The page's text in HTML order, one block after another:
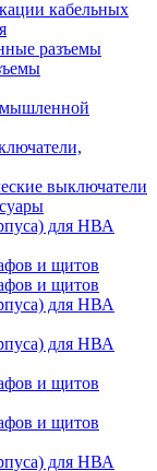
кабельных
разъемы
выключатели
для НВА
и щитов
и щитов
для НВА
для НВА
и щитов
и щитов
для НВА